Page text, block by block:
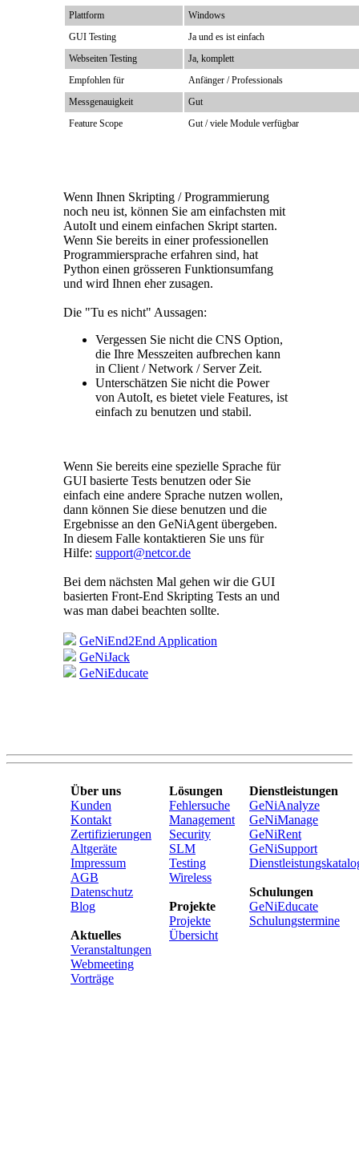
Plattform
Windows
GUI Testing
Ja und es ist einfach
Webseiten Testing
Ja, komplett
Empfohlen für
Anfänger / Professionals
Messgenauigkeit
Gut
Feature Scope
Gut / viele Module verfügbar
Wenn Ihnen Skripting / Programmierung
noch neu ist, können Sie am einfachsten mit
AutoIt und einem einfachen Skript starten.
Wenn Sie bereits in einer professionellen
Programmiersprache erfahren sind, hat
Python einen grösseren Funktionsumfang
und wird Ihnen eher zusagen.
Die "Tu es nicht" Aussagen:
Vergessen Sie nicht die CNS Option,
die Ihre Messzeiten aufbrechen kann
in Client / Network / Server Zeit.
Unterschätzen Sie nicht die Power
von AutoIt, es bietet viele Features, ist
einfach zu benutzen und stabil.
Wenn Sie bereits eine spezielle Sprache für
GUI basierte Tests benutzen oder Sie
einfach eine andere Sprache nutzen wollen,
dann können Sie diese benutzen und die
Ergebnisse an den GeNiAgent übergeben.
In diesem Falle kontaktieren Sie uns für
Hilfe: support@netcor.de
Bei dem nächsten Mal gehen wir die GUI
basierten Front-End Skripting Tests an und
was man dabei beachten sollte.
GeNiEnd2End Application
GeNiJack
GeNiEducate
Über uns
Kunden
Kontakt
Zertifizierungen
Altgeräte
Impressum
AGB
Datenschutz
Blog
Aktuelles
Veranstaltungen
Webmeeting
Vorträge
Lösungen
Fehlersuche
Management
Security
SLM
Testing
Wireless
Projekte
Projekte
Übersicht
Dienstleistungen
GeNiAnalyze
GeNiManage
GeNiRent
GeNiSupport
Schulungen
GeNiEducate
Schulungstermine